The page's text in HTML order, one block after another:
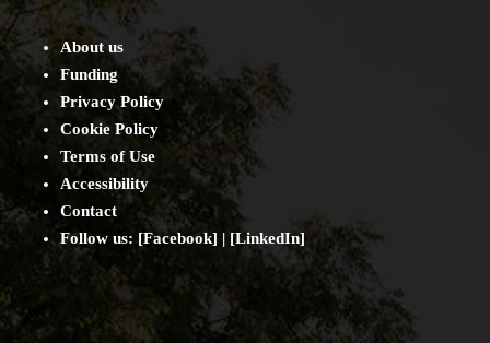
About us
Funding
Privacy Policy
Cookie Policy
Terms of Use
Accessibility
Contact
Follow us: [Facebook] | [LinkedIn]